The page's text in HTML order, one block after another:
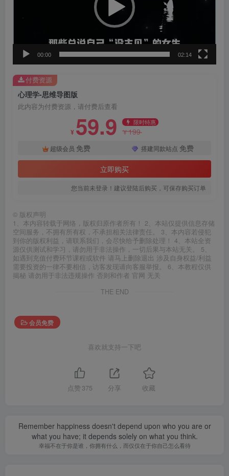
00:00 02:14
心理学-思维导图版
此内容为付费资源，请付费后查看
¥ 59.9 限时特惠
¥199
超级会员 免费 搭建同款站点 免费
立即购买
您当前未登录！建议登陆后购买，可保存购买订单
付费资源
© 版权声明
1、本内容转载于网络，版权归原作者所有！ 2、本站仅提供信息存储
空间服务，不拥有所有权，不承担相关法律责任。 3、本内容若侵犯
到你的版权利益，请联系我们，会尽快给予删除处理！ 4、本站全资
源仅供测试和学习，请勿用于非法操作，一切后果与本站无关。 5、
如遇到充值付费环节课程或软件 请马上删除退出 涉及自身权益/利益
需要投资的一律不要相信，访客发现请向客服举报。 6、本教程仅供
揭秘 请勿用于非法违规操作 否则和作者 官网 无关
THE END
会员免费
喜欢就支持一下吧
点赞 375 分享 收藏
Remember happiness doesn't depend upon who you are or
what you have; it depends solely on what you think.
幸福不在于你是谁，你拥有什么，而仅仅在于你自己怎么看待